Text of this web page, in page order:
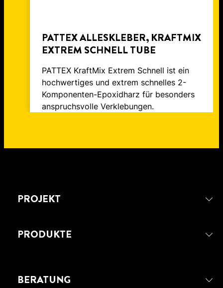
PATTEX ALLESKLEBER, KRAFTMIX
EXTREM SCHNELL TUBE
PATTEX KraftMix Extrem Schnell ist ein
hochwertiges und extrem schnelles 2-
Komponenten-Epoxidharz für besonders
anspruchsvolle Verklebungen.
PROJEKT
PRODUKTE
BERATUNG